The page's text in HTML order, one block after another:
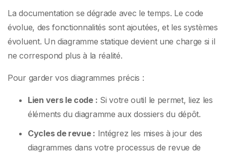
La documentation se dégrade avec le temps. Le code
évolue, des fonctionnalités sont ajoutées, et les systèmes
évoluent. Un diagramme statique devient une charge si il
ne correspond plus à la réalité.
Pour garder vos diagrammes précis :
Lien vers le code : Si votre outil le permet, liez les
éléments du diagramme aux dossiers du dépôt.
Cycles de revue : Intégrez les mises à jour des
diagrammes dans votre processus de revue de